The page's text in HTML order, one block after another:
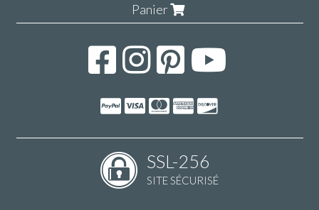
Panier
SSL-256
SITE SÉCURISÉ